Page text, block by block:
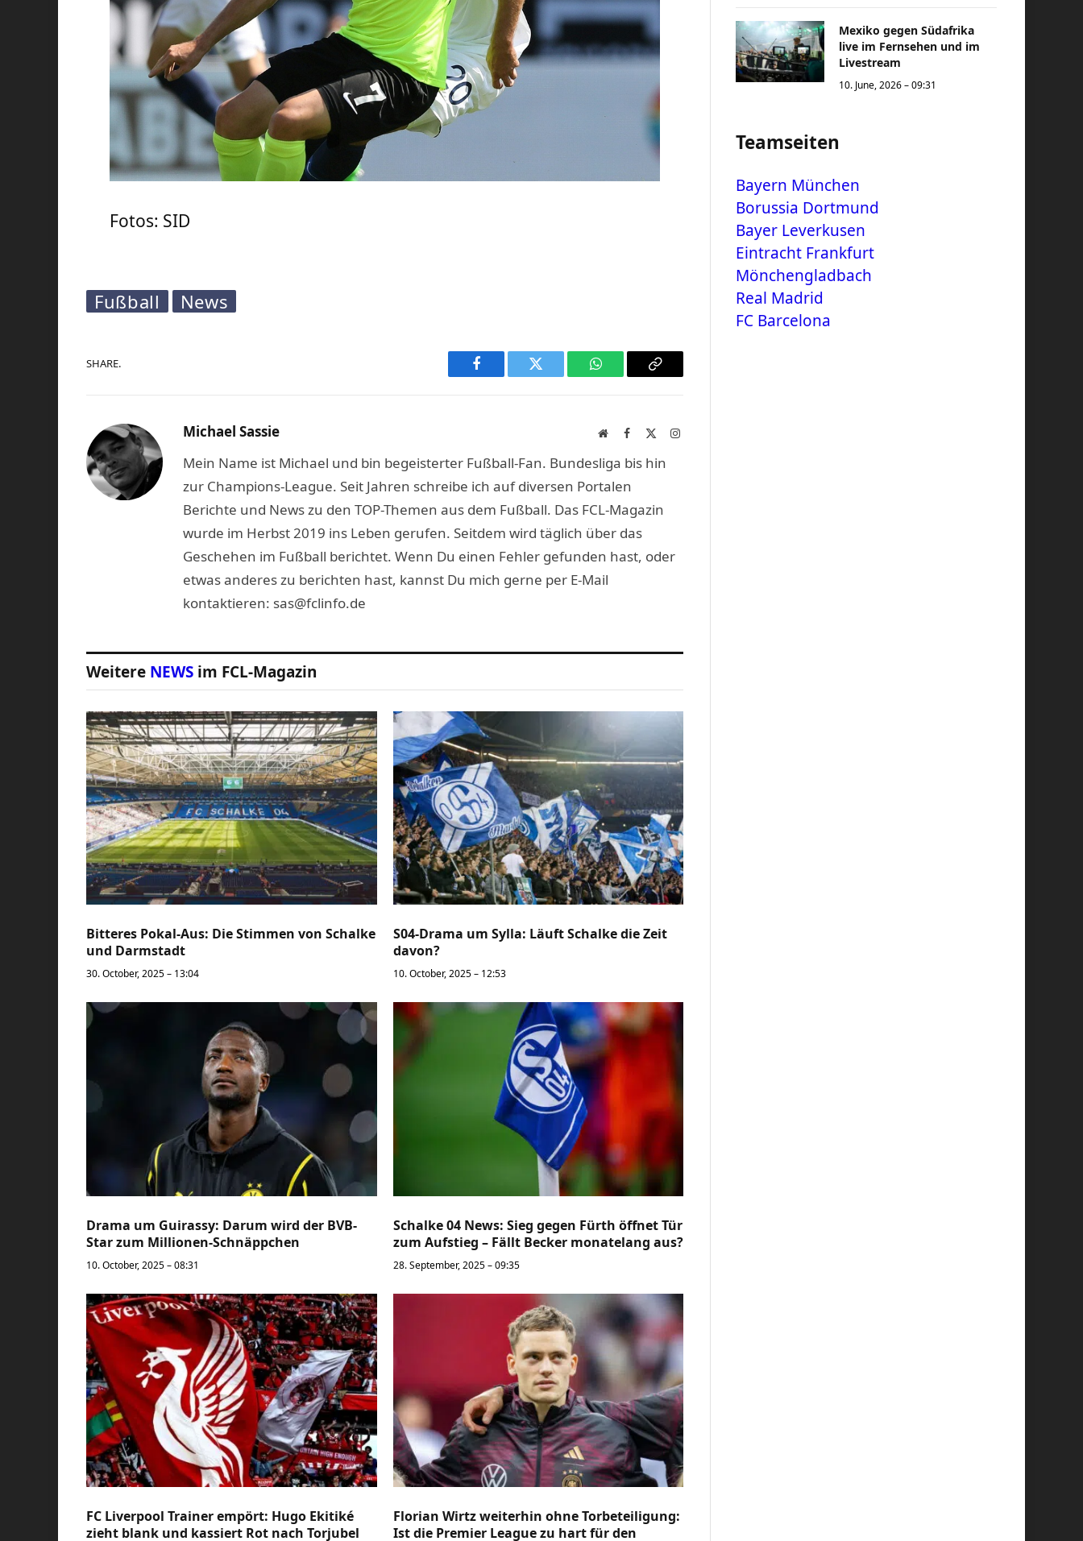
Fotos: SID
Fußball News
SHARE.
Facebook Twitter WhatsAppCopy
Michael Sassie WebsiteFacebook Instagram
Mein Name ist Michael und bin begeisterter Fußball-Fan. Bundesliga bis hin
zur Champions-League. Seit Jahren schreibe ich auf diversen Portalen
Berichte und News zu den TOP-Themen aus dem Fußball. Das FCL-Magazin
wurde im Herbst 2019 ins Leben gerufen. Seitdem wird täglich über das
Geschehen im Fußball berichtet. Wenn Du einen Fehler gefunden hast, oder
etwas anderes zu berichten hast, kannst Du mich gerne per E-Mail
kontaktieren: sas@fclinfo.de
Weitere NEWS im FCL-Magazin
Bitteres Pokal-Aus: Die Stimmen von Schalke
und Darmstadt
30. October, 2025 – 13:04
S04-Drama um Sylla: Läuft Schalke die Zeit
davon?
10. October, 2025 – 12:53
Drama um Guirassy: Darum wird der BVB-
Star zum Millionen-Schnäppchen
10. October, 2025 – 08:31
Schalke 04 News: Sieg gegen Fürth öffnet Tür
zum Aufstieg – Fällt Becker monatelang aus?
28. September, 2025 – 09:35
FC Liverpool Trainer empört: Hugo Ekitiké
zieht blank und kassiert Rot nach Torjubel
Florian Wirtz weiterhin ohne Torbeteiligung:
Ist die Premier League zu hart für den
Mexiko gegen Südafrika
live im Fernsehen und im
Livestream
10. June, 2026 – 09:31
Teamseiten
Bayern München
Borussia Dortmund
Bayer Leverkusen
Eintracht Frankfurt
Mönchengladbach
Real Madrid
FC Barcelona